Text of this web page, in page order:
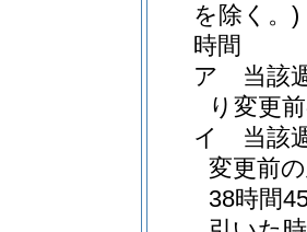
を除く。)
時間
ア
当該
り変更
イ
当該
変更前
38時間